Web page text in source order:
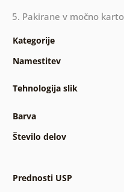
5. Pakirane v močno
Kategorije
Namestitev
Tehnologija slik
Barva
Število delov
Prednosti USP